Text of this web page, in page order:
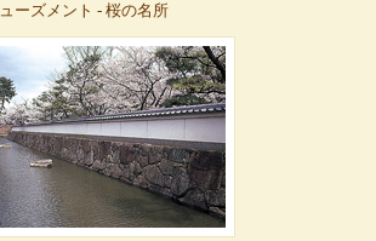
ーズメント - 桜の名所